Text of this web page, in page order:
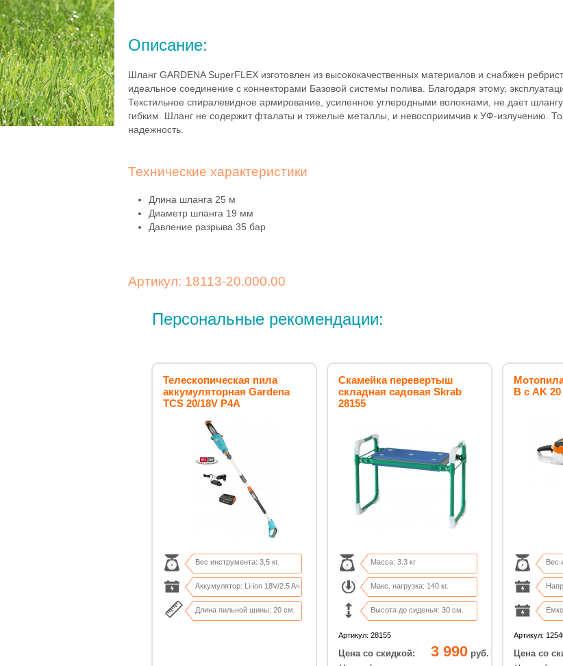
Описание:
Шланг GARDENA SuperFLEX изготовлен из высококачественных материалов и снабжен
идеальное соединение с коннекторами Базовой системы полива. Благодаря этому,
Текстильное спиралевидное армирование, усиленное углеродными волокнами, не дает шлангу
гибким. Шланг не содержит фталаты и тяжелые металлы, и невосприимчив к УФ-излучению.
надежность.
Технические характеристики
Длина шланга 25 м
Диаметр шланга 19 мм
Давление разрыва 35 бар
Артикул: 18113-20.000.00
Персональные рекомендации:
Телескопическая пила
аккумуляторная Gardena
TCS 20/18V P4A
Вес инструмента: 3,5 кг.
Аккумулятор: Li-ion 18V/2.5 Aч
Длина пильной шины: 20 см.
Скамейка перевертыш
складная садовая Skrab
28155
Масса: 3.3 кг
Макс. нагрузка: 140 кг.
Высота до сиденья: 30 см.
Диаметр трубы: 19 мм.
Артикул: 28155
Цена со скидкой: 3 990 руб.
B с AK
Вес
Артикул:
Цена со